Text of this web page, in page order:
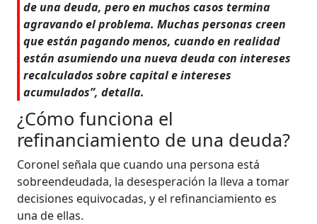
de una deuda, pero en muchos casos termina
agravando el problema. Muchas personas creen
que están pagando menos, cuando en realidad
están asumiendo una nueva deuda con intereses
recalculados sobre capital e intereses
acumulados”, detalla.
¿Cómo funciona el
refinanciamiento de una deuda?
Coronel señala que cuando una persona está
sobreendeudada, la desesperación la lleva a tomar
decisiones equivocadas, y el refinanciamiento es
una de ellas.